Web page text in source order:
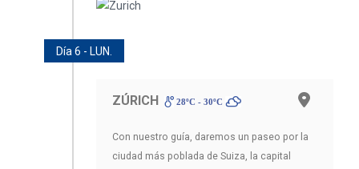
Día 6 - LUN.
ZÚRICH 28ºC - 30ºC
Con nuestro guía, daremos un paseo por la
ciudad más poblada de Suiza, la capital